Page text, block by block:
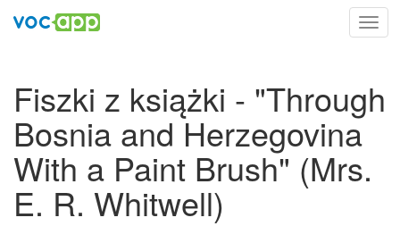
Fiszki z książki - "Through
Bosnia and Herzegovina
With a Paint Brush" (Mrs.
E. R. Whitwell)